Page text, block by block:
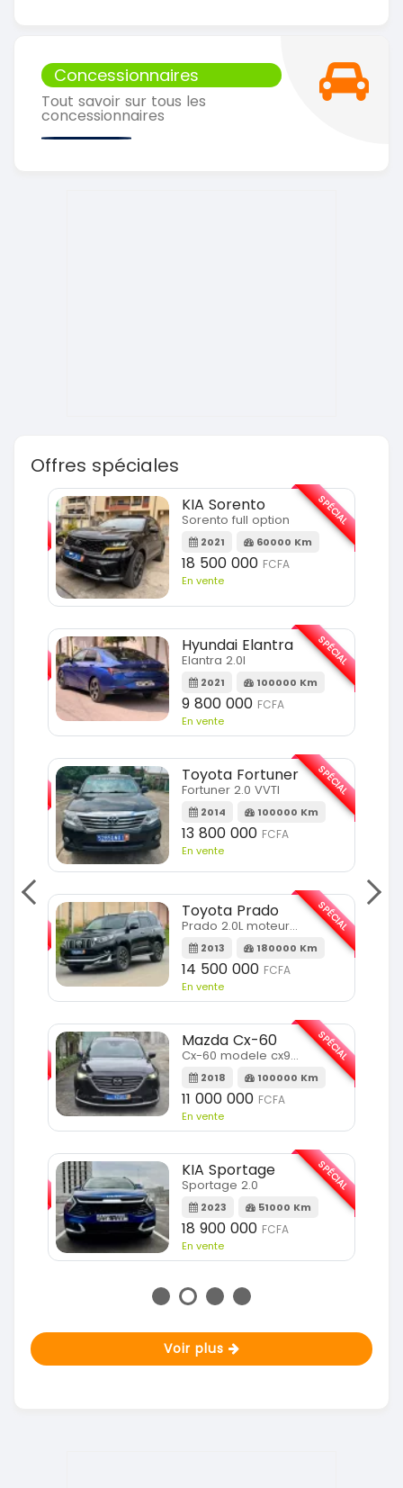
Concessionnaires
Tout savoir sur tous les
concessionnaires
Offres spéciales
SPÉCIAL
KIA Sorento
Sorento full option
2021 60000 Km
18 500 000 FCFA
En vente
SPÉCIAL
Hyundai Elantra
Elantra 2.0l
2021 100000 Km
9 800 000 FCFA
En vente
SPÉCIAL
Toyota Fortuner
Fortuner 2.0 VVTI
2014 100000 Km
13 800 000 FCFA
En vente
SPÉCIAL
Toyota Prado
Prado 2.0L moteur d4d
2013 180000 Km
14 500 000 FCFA
En vente
SPÉCIAL
Mazda Cx-60
Cx-60 modele cx9 full option
2018 100000 Km
11 000 000 FCFA
En vente
SPÉCIAL
KIA Sportage
Sportage 2.0
2023 51000 Km
18 900 000 FCFA
En vente
SPÉCIAL
Voir plus